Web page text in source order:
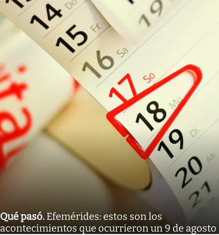
Qué pasó. Efemérides: estos son los
acontecimientos que ocurrieron un 9 de agosto